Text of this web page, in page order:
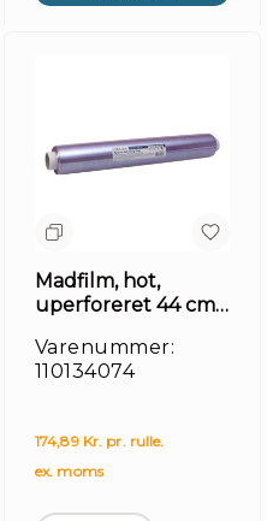
Madfilm, hot,
uperforeret 44 cm
Varenummer:
110134074
174,89 Kr. pr. rulle.
ex. moms